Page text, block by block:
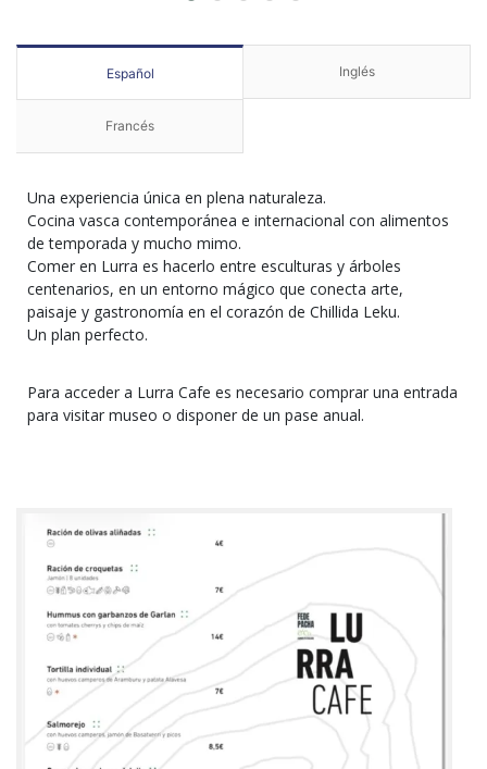
Español Inglés
Francés
Una experiencia única en plena naturaleza.
Cocina vasca contemporánea e internacional con alimentos
de temporada y mucho mimo.
Comer en Lurra es hacerlo entre esculturas y árboles
centenarios, en un entorno mágico que conecta arte,
paisaje y gastronomía en el corazón de Chillida Leku.
Un plan perfecto.
Para acceder a Lurra Cafe es necesario comprar una entrada
para visitar museo o disponer de un pase anual.